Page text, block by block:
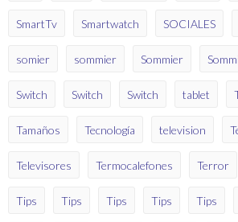
SmartTv Smartwatch SOCIALES
somier sommier Sommier
Switch Switch Switch tablet
Tamaños Tecnología television
Televisores Termocalefones Terror
Tips Tips Tips Tips Tips